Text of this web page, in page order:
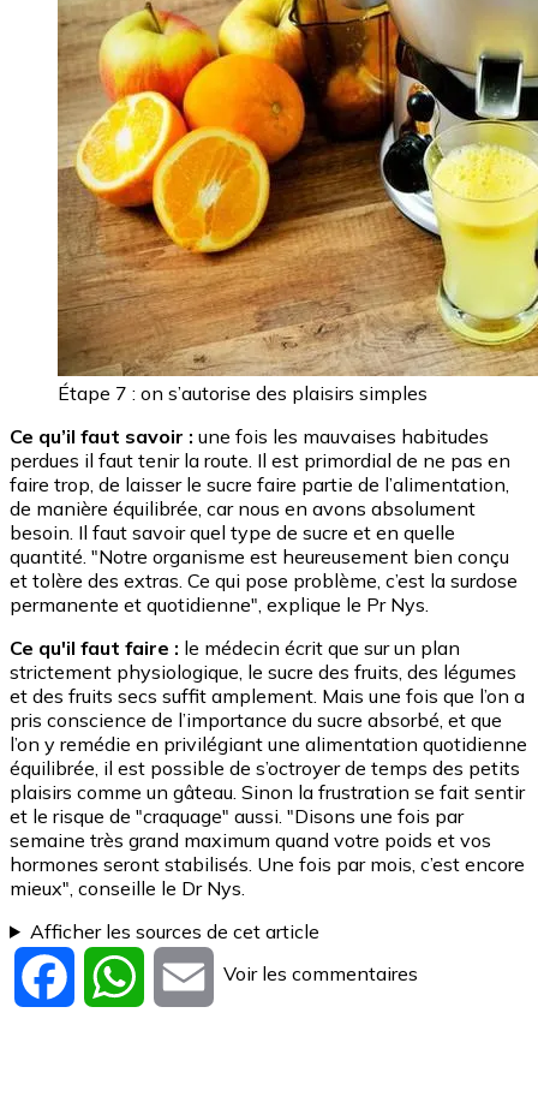
Étape 7 : on s’autorise des plaisirs simples
Ce qu’il faut savoir : une fois les mauvaises habitudes
perdues il faut tenir la route. Il est primordial de ne pas en
faire trop, de laisser le sucre faire partie de l’alimentation,
de manière équilibrée, car nous en avons absolument
besoin. Il faut savoir quel type de sucre et en quelle
quantité. "Notre organisme est heureusement bien conçu
et tolère des extras. Ce qui pose problème, c’est la surdose
permanente et quotidienne", explique le Pr Nys.
Ce qu'il faut faire : le médecin écrit que sur un plan
strictement physiologique, le sucre des fruits, des légumes
et des fruits secs suffit amplement. Mais une fois que l’on a
pris conscience de l’importance du sucre absorbé, et que
l’on y remédie en privilégiant une alimentation quotidienne
équilibrée, il est possible de s’octroyer de temps des petits
plaisirs comme un gâteau. Sinon la frustration se fait sentir
et le risque de "craquage" aussi. "Disons une fois par
semaine très grand maximum quand votre poids et vos
hormones seront stabilisés. Une fois par mois, c’est encore
mieux", conseille le Dr Nys.
Afficher les sources de cet article
Facebook WhatsApp
Email
Voir les commentaires